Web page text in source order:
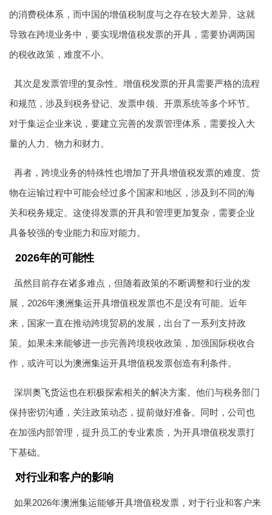
的消费税体系，而中国的增值税制度与之存在较大差异。这就
导致在跨境业务中，要实现增值税发票的开具，需要协调两国
的税收政策，难度不小。
其次是发票管理的复杂性。增值税发票的开具需要严格的流程
和规范，涉及到税务登记、发票申领、开票系统等多个环节。
对于集运企业来说，要建立完善的发票管理体系，需要投入大
量的人力、物力和财力。
再者，跨境业务的特殊性也增加了开具增值税发票的难度。货
物在运输过程中可能会经过多个国家和地区，涉及到不同的海
关和税务规定。这使得发票的开具和管理更加复杂，需要企业
具备较强的专业能力和应对能力。
2026年的可能性
虽然目前存在诸多难点，但随着政策的不断调整和行业的发
展，2026年澳洲集运开具增值税发票也不是没有可能。近年
来，国家一直在推动跨境贸易的发展，出台了一系列支持政
策。如果未来能够进一步完善跨境税收政策，加强国际税收合
作，或许可以为澳洲集运开具增值税发票创造有利条件。
深圳 奥飞货运也在积极探索相关的解决方案。他们与税务部门
保持密切沟通，关注政策动态，提前做好准备。同时，公司也
在加强内部管理，提升员工的专业素质，为开具增值税发票打
下基础。
对行业和客户的影响
如果2026年澳洲集运能够开具增值税发票，对于行业和客户来